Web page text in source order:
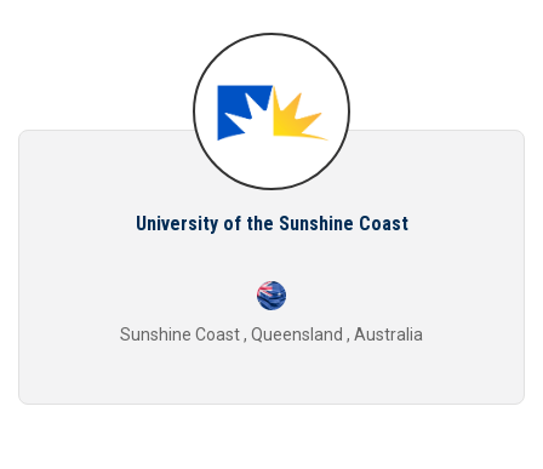
University of the Sunshine Coast
Sunshine Coast , Queensland , Australia